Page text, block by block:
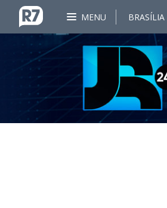
MENU BRASÍLIA